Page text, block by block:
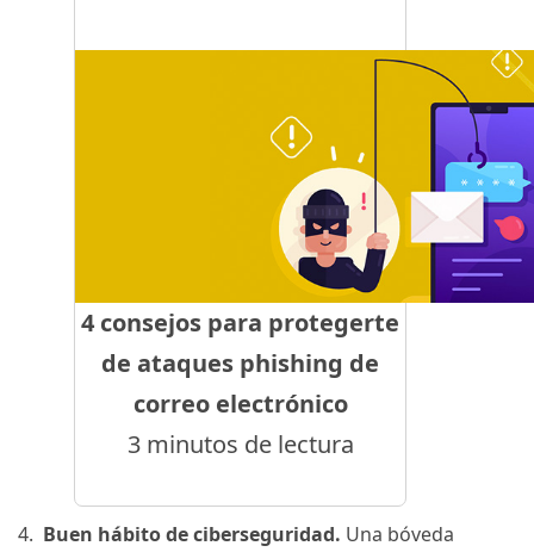
4 consejos para protegerte
de ataques phishing de
correo electrónico
3 minutos de lectura
4. Buen hábito de ciberseguridad. Una bóveda